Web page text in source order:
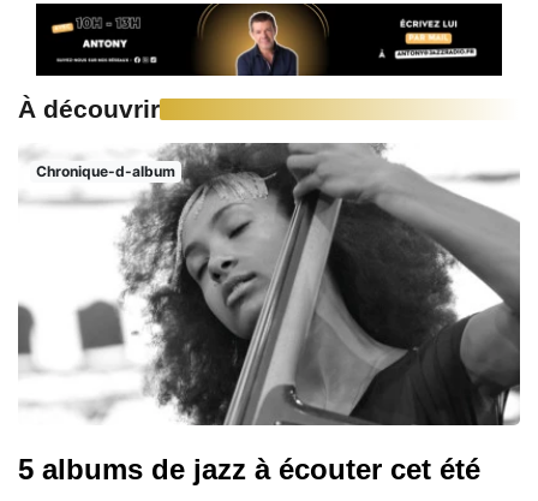
À découvrir
Chronique-d-album
5 albums de jazz à écouter cet été